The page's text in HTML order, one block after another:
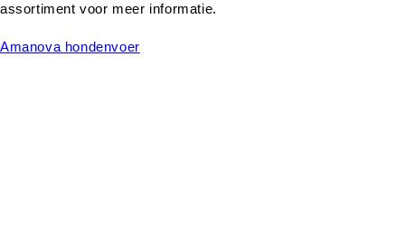
assortiment voor meer informatie.
Amanova hondenvoer